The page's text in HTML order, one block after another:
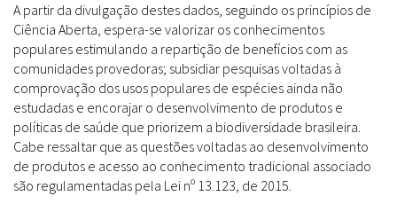
A partir da divulgação destes dados, seguindo os princípios de
Ciência Aberta, espera-se valorizar os conhecimentos
populares estimulando a repartição de benefícios com as
comunidades provedoras; subsidiar pesquisas voltadas à
comprovação dos usos populares de espécies ainda não
estudadas e encorajar o desenvolvimento de produtos e
políticas de saúde que priorizem a biodiversidade brasileira.
Cabe ressaltar que as questões voltadas ao desenvolvimento
de produtos e acesso ao conhecimento tradicional associado
são regulamentadas pela Lei nº 13.123, de 2015.